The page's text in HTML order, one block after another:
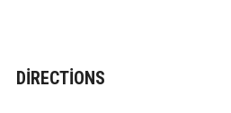
DIRECTIONS